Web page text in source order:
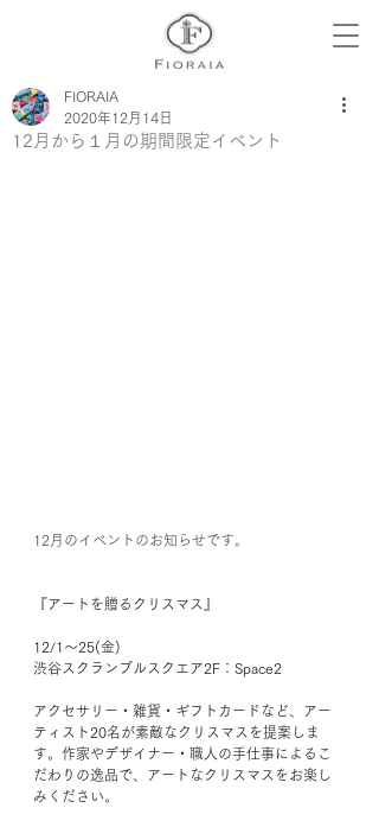
12月から１月の期間限定イベント
FIORAIA
2020年12月14日
12月のイベントのお知らせです。
『アートを贈るクリスマス』﻿
12/1〜25(金)﻿
渋谷スクランブルスクエア2F：Space2﻿
アクセサリー・雑貨・ギフトカードなど、アー
ティスト20名が素敵なクリスマスを提案しま
す。作家やデザイナー・職人の手仕事によるこ
だわりの逸品で、アートなクリスマスをお楽し
みください。﻿